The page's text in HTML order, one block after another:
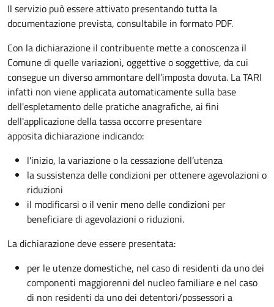
Il servizio può essere attivato presentando tutta la
documentazione prevista, consultabile in formato PDF.
Con la dichiarazione il contribuente mette a conoscenza il
Comune di quelle variazioni, oggettive o soggettive, da cui
consegue un diverso ammontare dell’imposta dovuta. La TARI
infatti non viene applicata automaticamente sulla base
dell'espletamento delle pratiche anagrafiche, ai fini
dell'applicazione della tassa occorre presentare
apposita dichiarazione indicando:
l'inizio, la variazione o la cessazione dell’utenza
la sussistenza delle condizioni per ottenere agevolazioni o
riduzioni
il modificarsi o il venir meno delle condizioni per
beneficiare di agevolazioni o riduzioni.
La dichiarazione deve essere presentata:
per le utenze domestiche, nel caso di residenti da uno dei
componenti maggiorenni del nucleo familiare e nel caso
di non residenti da uno dei detentori/possessori a